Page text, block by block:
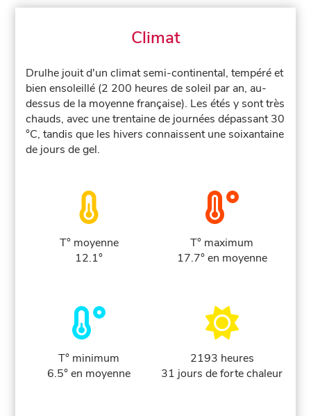
Climat
Drulhe jouit d'un climat semi-continental, tempéré et
bien ensoleillé (2 200 heures de soleil par an, au-
dessus de la moyenne française). Les étés y sont très
chauds, avec une trentaine de journées dépassant 30
°C, tandis que les hivers connaissent une soixantaine
de jours de gel.
T° moyenne
12.1°
T° maximum
17.7° en moyenne
T° minimum
6.5° en moyenne
2193 heures
31 jours de forte chaleur